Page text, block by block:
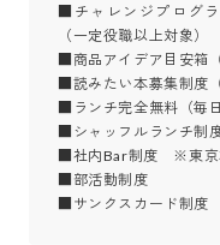
■チャレンジプログ
（一定役職以上対象）
■商品アイデア目安箱
■読みたい本募集制度
■ランチ完全無料（毎
■シャッフルランチ制
■社内Bar制度　※東京
■部活動制度
■サンクスカード制度